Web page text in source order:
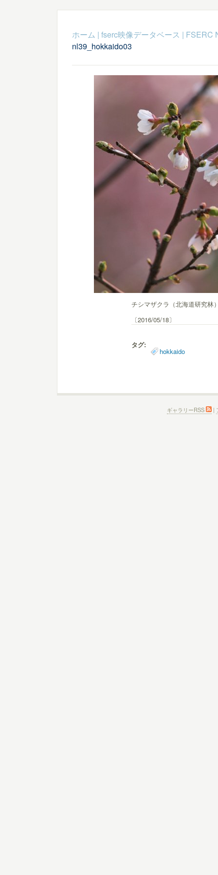
ホーム | fserc映像データベース | FSERC
nl39_hokkaido03
チシマザクラ（北海道研究林
〔2016/05/18〕
タグ:
hokkaido
ギャラリーRSS |